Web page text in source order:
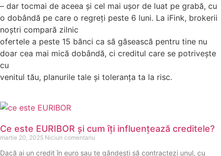
– dar tocmai de aceea și cel mai ușor de luat pe grabă, cu
o dobândă pe care o regreți peste 6 luni. La iFink, brokerii
noștri compară zilnic
ofertele a peste 15 bănci ca să găsească pentru tine nu
doar cea mai mică dobândă, ci creditul care se potrivește
cu
venitul tău, planurile tale și toleranța ta la risc.
Ce este EURIBOR și cum îți influențează creditele?
martie 20, 2025 Niciun comentariu
Dacă ai un credit în euro sau te gândești să contractezi unul, cu